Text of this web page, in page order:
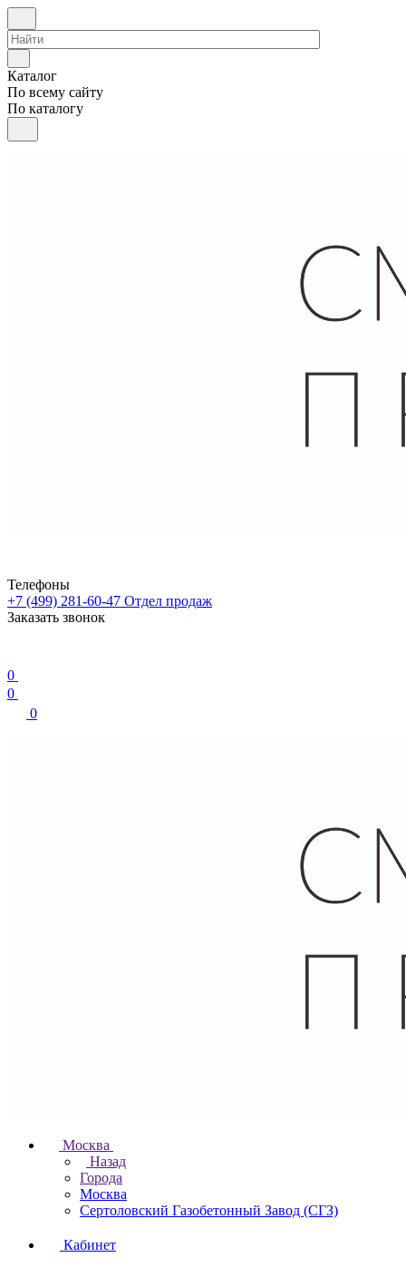
Каталог
По всему сайту
По каталогу
Телефоны
+7 (499) 281-60-47 Отдел продаж
Заказать звонок
0
0
0
Москва
Назад
Города
Москва
Сертоловский Газобетонный Завод (СГЗ)
Кабинет